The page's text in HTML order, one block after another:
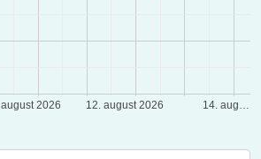
2026 12. august 2026 14. aug…